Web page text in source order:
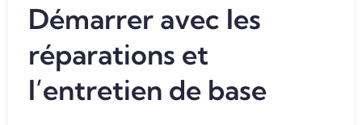
Démarrer avec les
réparations et
l’entretien de base